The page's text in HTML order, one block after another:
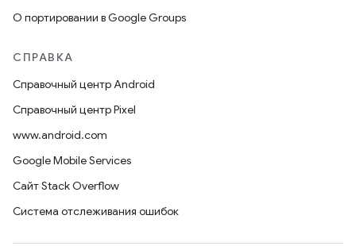
О портировании в Google Groups
СПРАВКА
Справочный центр Android
Справочный центр Pixel
www.android.com
Google Mobile Services
Сайт Stack Overflow
Система отслеживания ошибок